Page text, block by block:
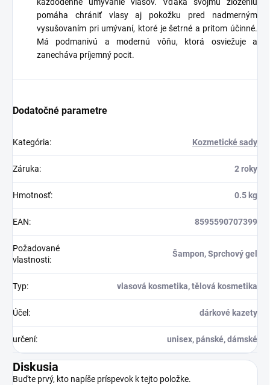
každodenné umývanie vlasov. Vďaka svojmu zloženiu
pomáha chrániť vlasy aj pokožku pred nadmerným
vysušovaním pri umývaní, ktoré je šetrné a pritom účinné.
Má podmanivú a modernú vôňu, ktorá osviežuje a
zanecháva príjemný pocit.
Dodatočné parametre
Kategória: Kozmetické sady
Záruka: 2 roky
Hmotnosť: 0.5 kg
EAN: 8595590707399
Požadované
vlastnosti:
Šampon, Sprchový gel
Typ: vlasová kosmetika, tělová kosmetika
Účel : dárkové kazety
určení: unisex, pánské, dámské
Diskusia
Buďte prvý, kto napíše príspevok k tejto položke.